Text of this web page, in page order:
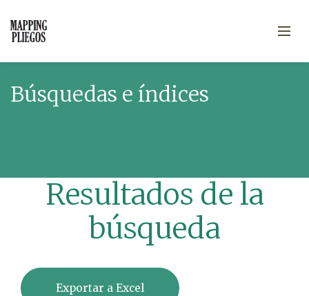
Búsquedas e índices
Resultados de la
búsqueda
Exportar a Excel